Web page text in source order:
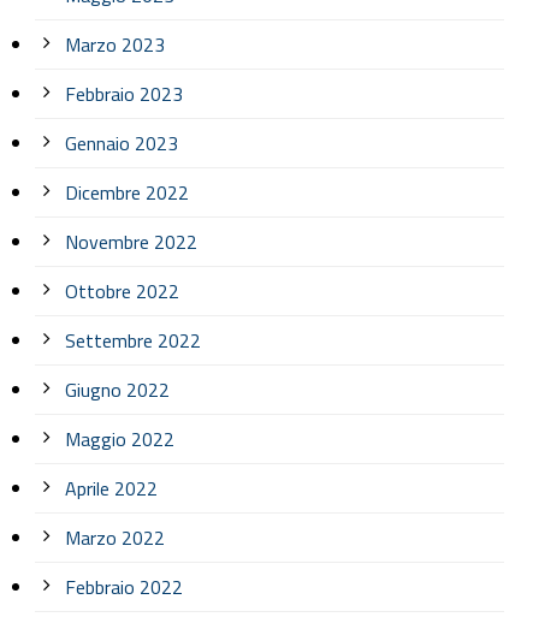
Marzo 2023
Febbraio 2023
Gennaio 2023
Dicembre 2022
Novembre 2022
Ottobre 2022
Settembre 2022
Giugno 2022
Maggio 2022
Aprile 2022
Marzo 2022
Febbraio 2022